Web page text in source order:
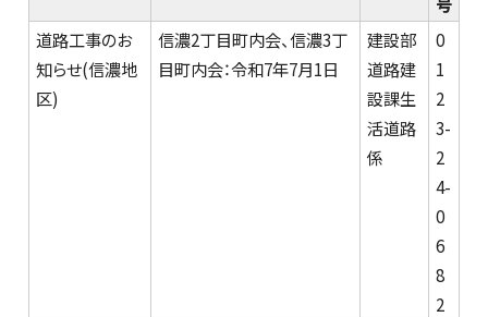
道路工事のお
知らせ(信濃地
区)
信濃2丁目町内会、信濃3丁
目町内会：令和7年7月1日
建設部
道路建
設課生
活道路
係
0
1
2
3-
2
4-
0
6
8
2